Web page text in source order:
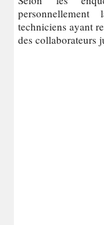
techniciens ayant
des collaborateurs